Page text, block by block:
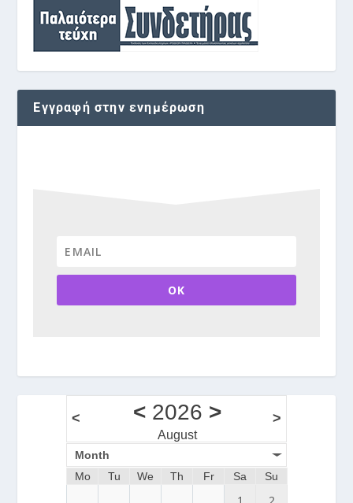
Εγγραφή στην ενημέρωση
OK
< <2026 >
August
>
Month
Mo
Tu We Th Fr Sa Su
1 2